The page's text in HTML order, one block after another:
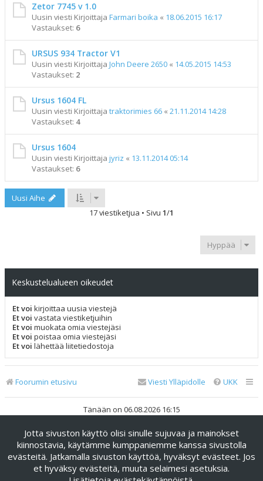
Zetor 7745 v 1.0
Uusin viesti Kirjoittaja Farmari boika « 18.06.2015 16:17
Vastaukset: 6
URSUS 934 Tractor V1
Uusin viesti Kirjoittaja John Deere 2650 « 14.05.2015 14:53
Vastaukset: 2
Ursus 1604 FL
Uusin viesti Kirjoittaja traktorimies 66 « 21.11.2014 14:28
Vastaukset: 4
Ursus 1604
Uusin viesti Kirjoittaja jyriz « 13.11.2014 05:14
Vastaukset: 6
Uusi Aihe
17 viestiketjua • Sivu 1/1
Hyppää
Keskustelualueen oikeudet
Et voi kirjoittaa uusia viestejä
Et voi vastata viestiketjuihin
Et voi muokata omia viestejäsi
Et voi poistaa omia viestejäsi
Et voi lähettää liitetiedostoja
Foorumin etusivu UKK
Viesti Ylläpidolle
Tänään on 06.08.2026 16:15
Keskustelufoorumin ohjelmistophpBB® Forum Software ©
phpBB Limited
Käännös: phpBB Suomi (lurttinen, harritapio, Pettis)
phpBB Metro Theme byPixelGoose Studio
Jotta sivuston käyttö olisi sinulle sujuvaa ja mainokset
kiinnostavia, käytämme kumppaniemme kanssa sivustolla
evästeitä. Jatkamalla sivuston käyttöä, hyväksyt evästeet. Jos
et hyväksy evästeitä, muuta selaimesi asetuksia.